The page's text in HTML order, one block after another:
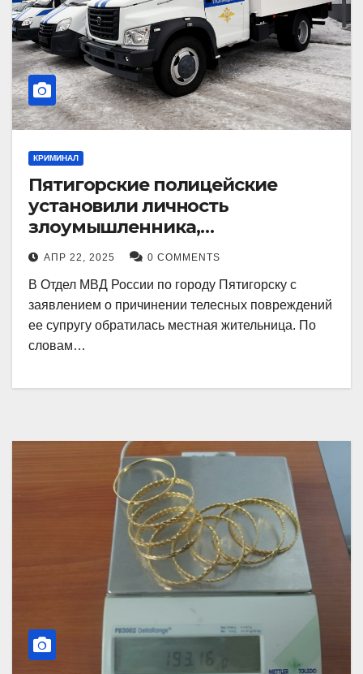
КРИМИНАЛ
Пятигорские полицейские
установили личность
злоумышленника,
причинившего телесные
повреждения местному жителю
АПР 22, 2025 0 COMMENTS
В Отдел МВД России по городу Пятигорску с
заявлением о причинении телесных повреждений
ее супругу обратилась местная жительница. По
словам…